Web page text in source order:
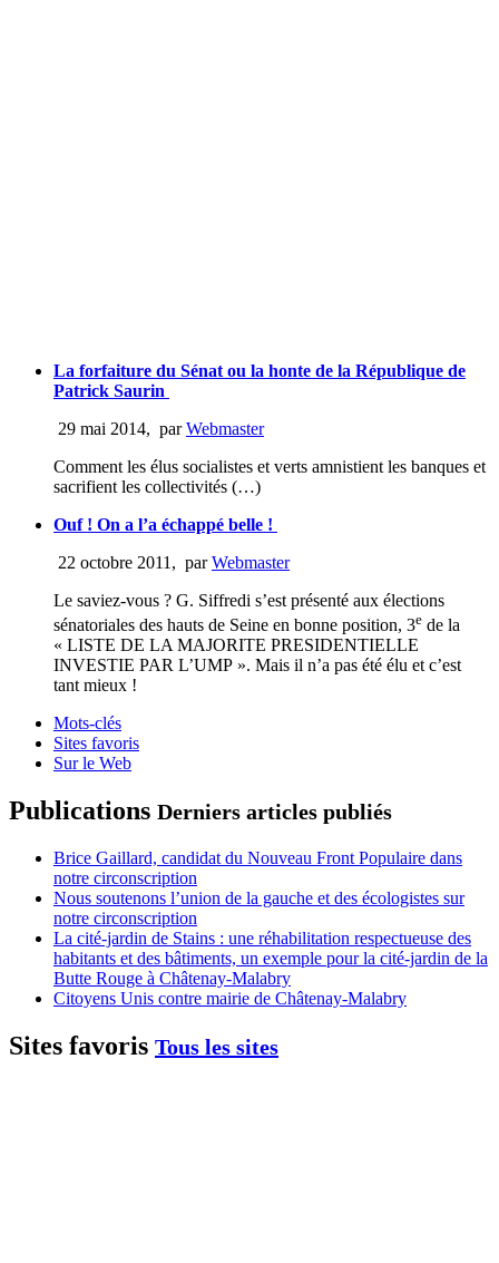
La forfaiture du Sénat ou la honte de la République de
Patrick Saurin
29 mai 2014, parWebmaster
Comment les élus socialistes et verts amnistient les banques et
sacrifient les collectivités (…)
Ouf ! On a l’a échappé belle !
22 octobre 2011 , parWebmaster
Le saviez-vous ? G. Siffredi s’est présenté aux élections
sénatoriales des hauts de Seine en bonne position, 3e de la
« LISTE DE LA MAJORITE PRESIDENTIELLE
INVESTIE PAR L’UMP ». Mais il n’a pas été élu et c’est
tant mieux !
Mots-clés
Sites favoris
Sur le Web
Publications Derniers articles publiés
Brice Gaillard, candidat du Nouveau Front Populaire dans
notre circonscription
Nous soutenons l’union de la gauche et des écologistes sur
notre circonscription
La cité-jardin de Stains : une réhabilitation respectueuse des
habitants et des bâtiments, un exemple pour la cité-jardin de la
Butte Rouge à Châtenay-Malabry
Citoyens Unis contre mairie de Châtenay-Malabry
Sites favoris Tous les sites